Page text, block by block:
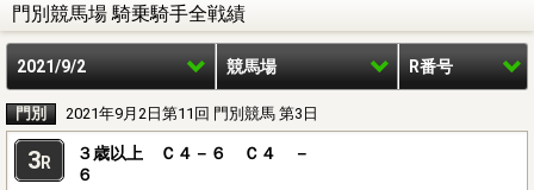
門別競馬場 騎乗騎手全戦績
2021/9/2 競馬場 R番号
門別 2021年9月2日第11回 門別競馬 第3日
3R
３歳以上 Ｃ４－６ Ｃ４ －
６